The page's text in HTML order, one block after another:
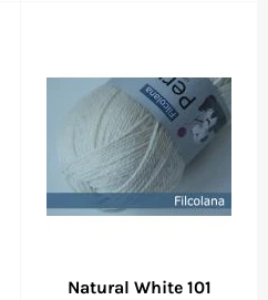
Natural White 101